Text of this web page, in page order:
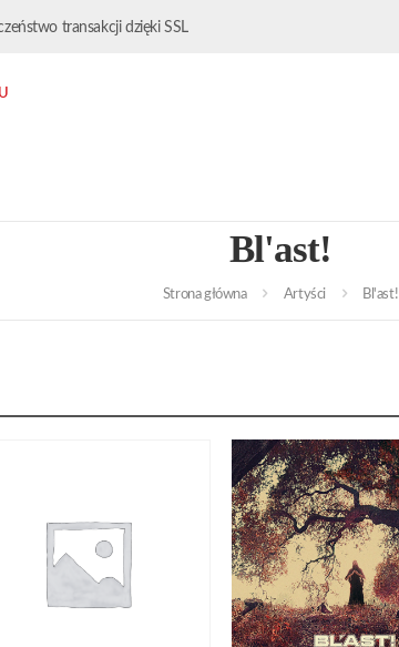
transakcji dzięki SSL
Bl'ast!
Strona główna Artyści Bl'ast!